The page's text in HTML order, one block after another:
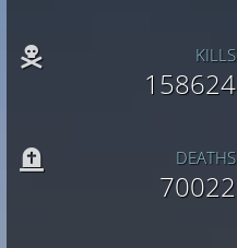
KILLS
158624
DEATHS
70022